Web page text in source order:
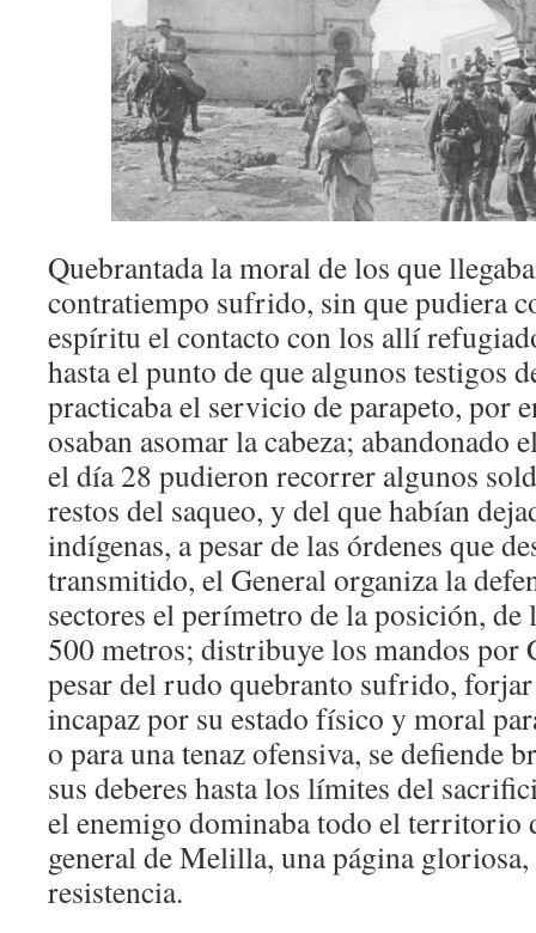
Quebrantada la moral de los que
contratiempo sufrido, sin que pudiera
espíritu el contacto con los allí
hasta el punto de que algunos testigos
practicaba el servicio de parapeto, por
osaban asomar la cabeza; abandonado
el día 28 pudieron recorrer algunos
restos del saqueo, y del que habían
indígenas, a pesar de las órdenes que
transmitido, el General organiza la
sectores el perímetro de la posición,
500 metros; distribuye los mandos por
pesar del rudo quebranto sufrido,
incapaz por su estado físico y moral
o para una tenaz ofensiva, se defiende
sus deberes hasta los límites del
el enemigo dominaba todo el territorio
general de Melilla, una página
resistencia.